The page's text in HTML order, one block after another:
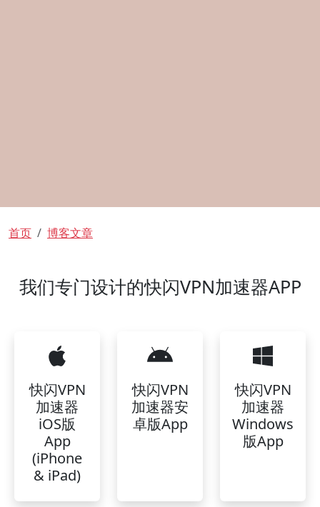
面包屑
首页 博客文章
我们专门设计的快闪VPN加速器APP
快闪VPN
加速器
iOS版
App
(iPhone
& iPad)
快闪VPN
加速器安
卓版App
快闪VPN
加速器
Windows
版App